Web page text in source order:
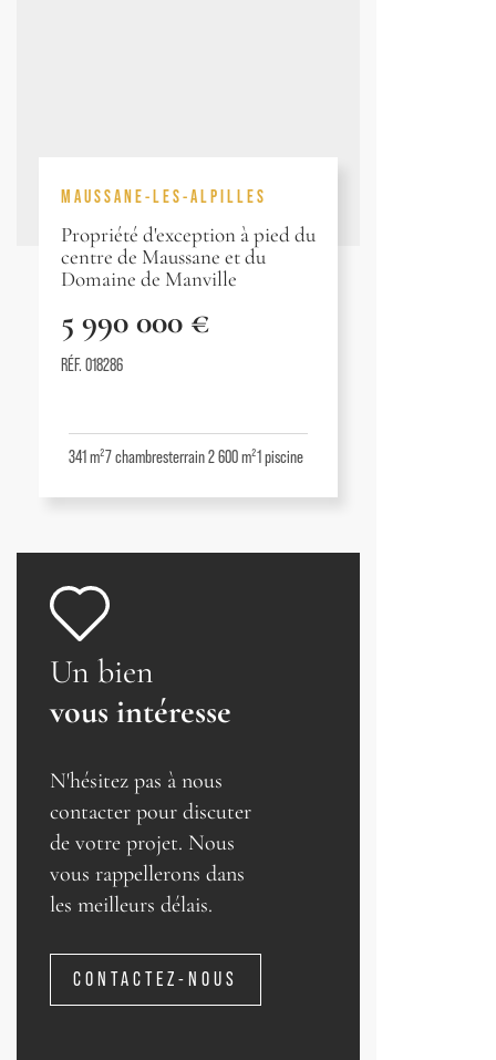
MAUSSANE-LES-ALPILLES
Propriété d'exception à pied du
centre de Maussane et du
Domaine de Manville
5 990 000 €
RÉF. 018286
341 m²7chambresterrain 2 600 m²1piscine
Un bien
vous intéresse
N'hésitez pas à nous
contacter pour discuter
de votre projet. Nous
vous rappellerons dans
les meilleurs délais.
CONTACTEZ-NOUS